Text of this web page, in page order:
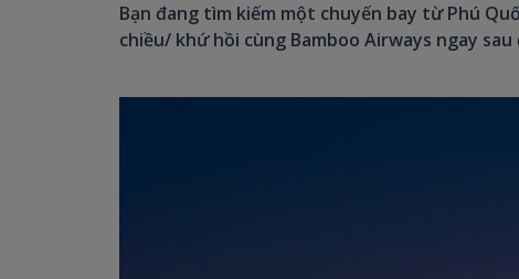
Bạn đang tìm kiếm một chuyến bay từ Phú
chiều/ khứ hồi cùng Bamboo Airways ngay sau